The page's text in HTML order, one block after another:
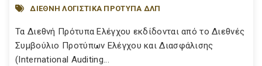
ΔΙΕΘΝΗ ΛΟΓΙΣΤΙΚΑ ΠΡΟΤΥΠΑ ΔΛΠ
Τα Διεθνή Πρότυπα Ελέγχου εκδίδονται από το Διεθνές
Συμβούλιο Προτύπων Ελέγχου και Διασφάλισης
(International Auditing...